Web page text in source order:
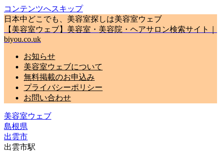
コンテンツへスキップ
日本中どこでも、美容室探しは美容室ウェブ
【美容室ウェブ】美容室・美容院・ヘアサロン検索サイト｜
biyou.co.uk
お知らせ
美容室ウェブについて
無料掲載のお申込み
プライバシーポリシー
お問い合わせ
美容室ウェブ
島根県
出雲市
出雲市駅